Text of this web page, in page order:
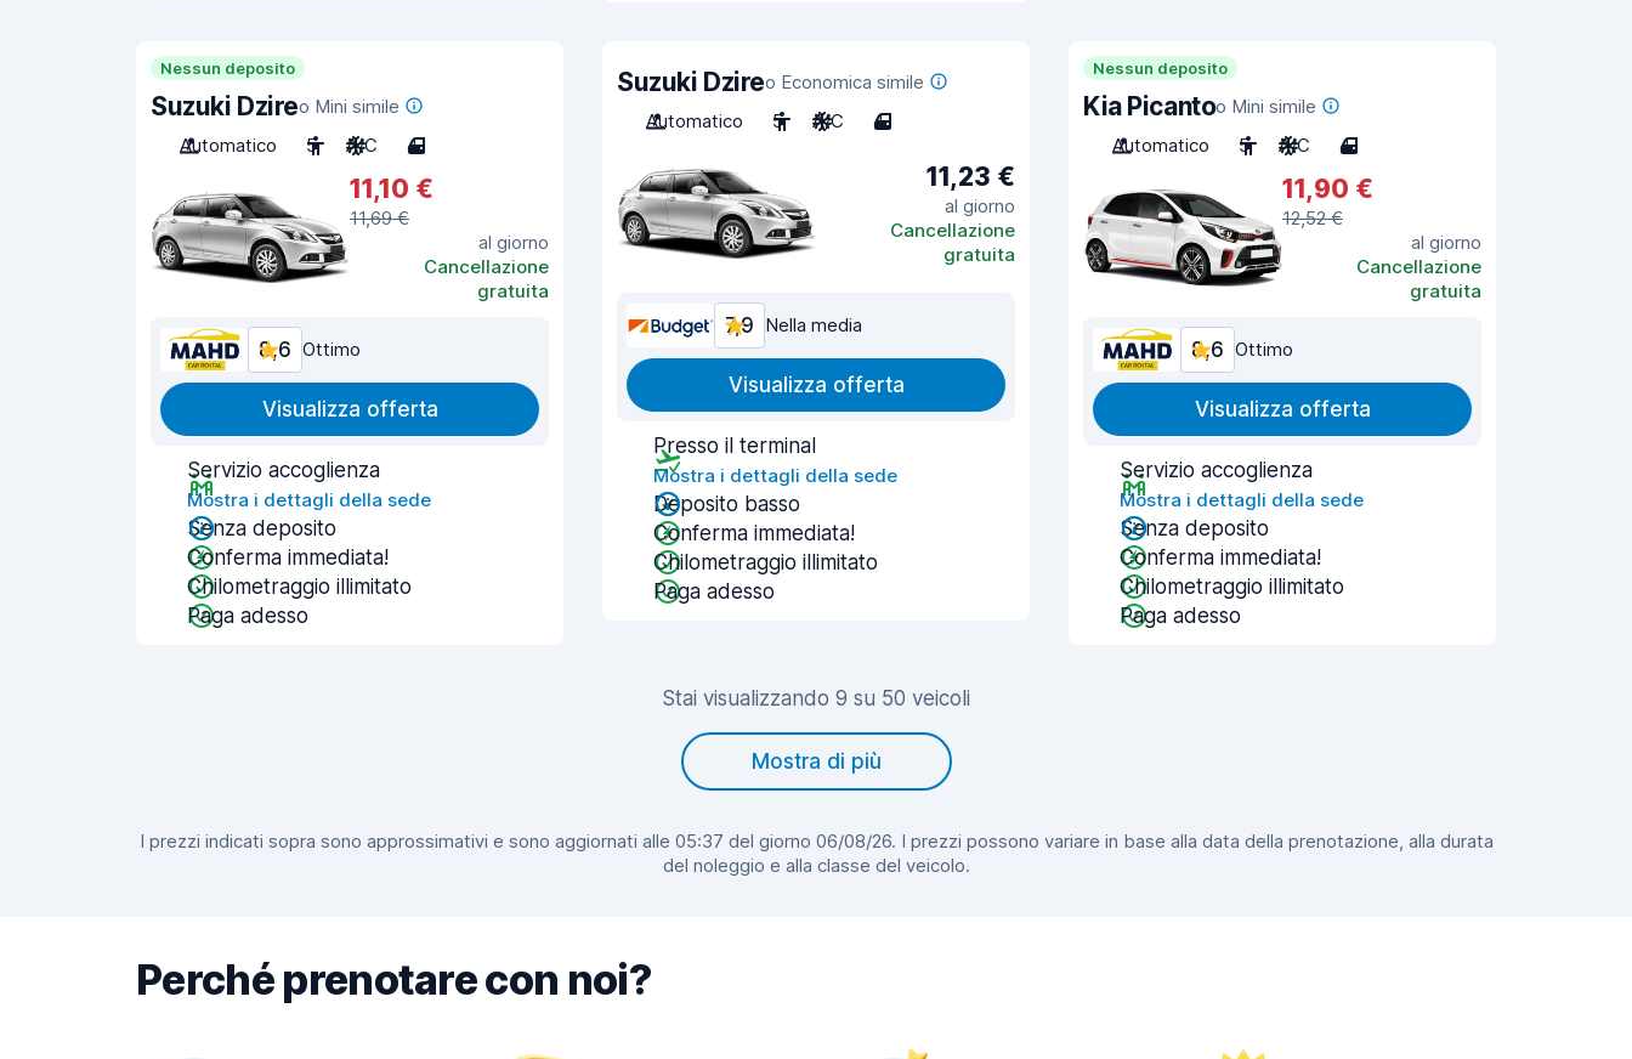
Nessun deposito
Suzuki Dzireo Mini simile
Automatico
5 A/C 4
11,10 €
11,69 €
al giorno
Cancellazione
gratuita
8,6 Ottimo
Visualizza offerta
Servizio accoglienza
Mostra i dettagli della sede
Senza deposito
Conferma immediata!
Chilometraggio illimitato
Paga adesso
Suzuki Dzireo Economica simile
Automatico
5 A/C 4
11,23 €
al giorno
Cancellazione
gratuita
7,9 Nella media
Visualizza offerta
Presso il terminal
Mostra i dettagli della sede
Deposito basso
Conferma immediata!
Chilometraggio illimitato
Paga adesso
Nessun deposito
Kia Picantoo Mini simile
Automatico
5 A/C 4
11,90 €
12,52 €
al giorno
Cancellazione
gratuita
8,6 Ottimo
Visualizza offerta
Servizio accoglienza
Mostra i dettagli della sede
Senza deposito
Conferma immediata!
Chilometraggio illimitato
Paga adesso
Stai visualizzando 9 su 50 veicoli
Mostra di più
I prezzi indicati sopra sono approssimativi e sono aggiornati alle 05:37 del giorno 06/08/26. I prezzi possono variare in base alla data della prenotazione, alla durata
del noleggio e alla classe del veicolo.
Perché prenotare con noi?